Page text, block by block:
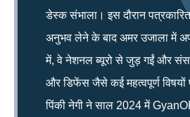
डेस्क संभाला। इस दौरान
अनुभव लेने के बाद अमर उजाला में
में, वे नेशनल ब्यूरो से जुड़ गईं और
और डिफेंस जैसे कई महत्वपूर्ण विषयों
पिंकी नेगी ने साल 2024 में